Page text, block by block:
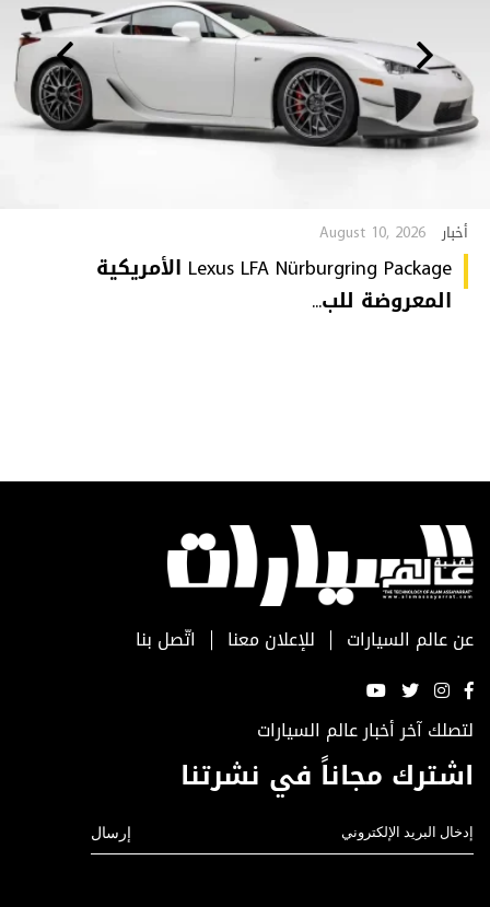
أخبار August 10, 2026
Lexus LFA Nürburgring Package الأمريكية
المعروضة للب...
عن عالم السيارات للإعلان معنا اتّصل بنا
لتصلك آخر أخبار عالم السيارات
اشترك مجاناً في نشرتنا